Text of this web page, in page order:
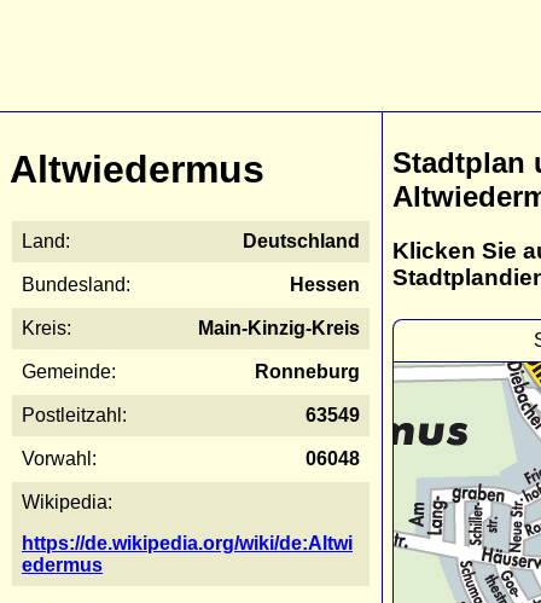
Altwiedermus
Land: Deutschland
Bundesland: Hessen
Kreis: Main-Kinzig-Kreis
Gemeinde: Ronneburg
Postleitzahl: 63549
Vorwahl: 06048
Wikipedia:
https://de.wikipedia.org/wiki/de:Altwi
edermus
Stadtplan
Klicken Sie